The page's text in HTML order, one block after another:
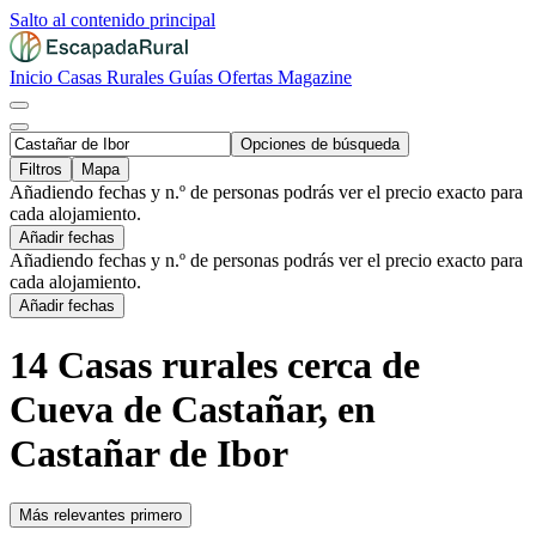
Salto al contenido principal
Inicio Casas Rurales Guías Ofertas Magazine
Opciones de búsqueda
Filtros
Mapa
Añadiendo fechas y n.º de personas podrás ver el precio exacto para
cada alojamiento.
Añadir fechas
Añadiendo fechas y n.º de personas podrás ver el precio exacto para
cada alojamiento.
Añadir fechas
14 Casas rurales cerca de
Cueva de Castañar, en
Castañar de Ibor
Más relevantes primero